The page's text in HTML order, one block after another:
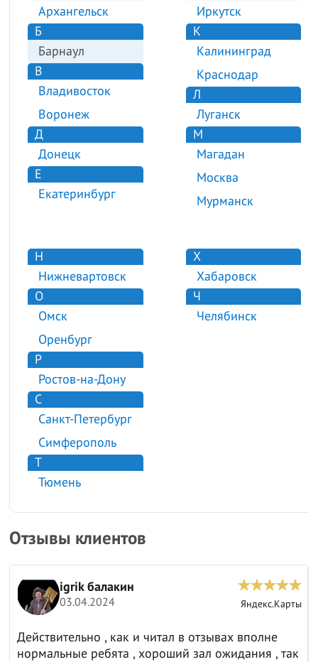
Архангельск
Б
Барнаул
В
Владивосток
Воронеж
Д
Донецк
Е
Екатеринбург
Иркутск
К
Калининград
Краснодар
Л
Луганск
М
Магадан
Москва
Мурманск
Н
Нижневартовск
О
Омск
Оренбург
Р
Ростов-на-Дону
С
Санкт-Петербург
Симферополь
Т
Тюмень
Х
Хабаровск
Ч
Челябинск
Отзывы клиентов
igrik балакин
03.04.2024 Яндекс.Карты
Действительно , как и читал в отзывах вполне
нормальные ребята , хороший зал ожидания , так